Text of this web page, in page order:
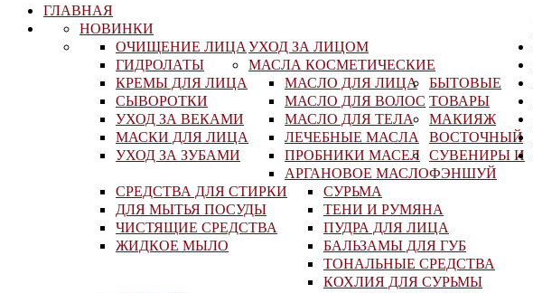
ГЛАВНАЯ
НОВИНКИ
УХОД ЗА ЛИЦОМ
ОЧИЩЕНИЕ ЛИЦА
ГИДРОЛАТЫ
КРЕМЫ ДЛЯ ЛИЦА
СЫВОРОТКИ
УХОД ЗА ВЕКАМИ
МАСКИ ДЛЯ ЛИЦА
УХОД ЗА ЗУБАМИ
МАСЛА КОСМЕТИЧЕСКИЕ
МАСЛО ДЛЯ ЛИЦА
МАСЛО ДЛЯ ВОЛОС
МАСЛО ДЛЯ ТЕЛА
ЛЕЧЕБНЫЕ МАСЛА
ПРОБНИКИ МАСЕЛ
АРГАНОВОЕ МАСЛО
БЫТОВЫЕ
ТОВАРЫ
СРЕДСТВА ДЛЯ СТИРКИ
ДЛЯ МЫТЬЯ ПОСУДЫ
ЧИСТЯЩИЕ СРЕДСТВА
ЖИДКОЕ МЫЛО
МАКИЯЖ
ВОСТОЧНЫЙ
СУРЬМА
ТЕНИ И РУМЯНА
ПУДРА ДЛЯ ЛИЦА
БАЛЬЗАМЫ ДЛЯ ГУБ
ТОНАЛЬНЫЕ СРЕДСТВА
КОХЛИЯ ДЛЯ СУРЬМЫ
СУВЕНИРЫ И
ФЭНШУЙ